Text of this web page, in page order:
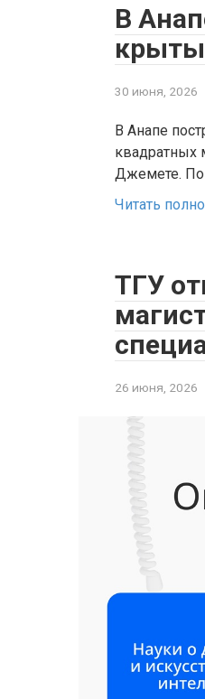
В
30 июня, 2026
В Анапе
квадратных
Джемете. По
Читать
ТГУ
26 июня, 2026